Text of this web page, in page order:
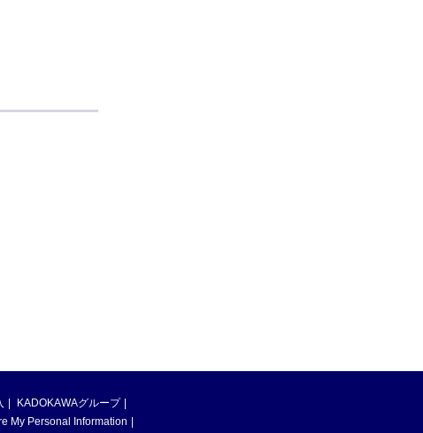
KADOKAWAグループ
My Personal Information